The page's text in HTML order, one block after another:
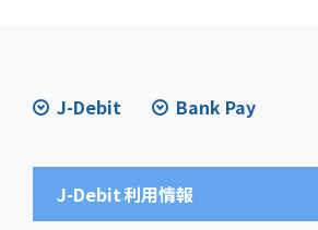
J-Debit Bank Pay
J-Debit利用情報